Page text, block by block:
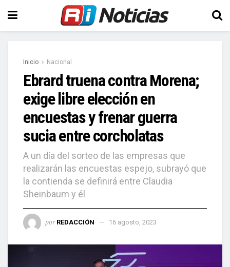
Inicio Nacional
Ebrard truena contra Morena;
exige libre elección en
encuestas y frenar guerra
sucia entre corcholatas
A un día del sorteo de las empresas que
realizarán las encuestas espejo, subrayó que
la contienda se definirá entre Claudia
Sheinbaum y él
por REDACCIÓN 16 agosto, 2023